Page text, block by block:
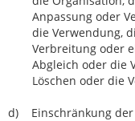
Anpassung oder
die Verwendung,
Verbreitung oder
Abgleich oder die
Löschen oder die
d) Einschränkung der